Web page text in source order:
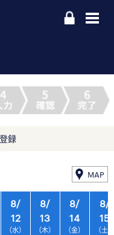
録
MAP
8/
12
（水）
8/
13
（木）
8/
14
（金）
8/
15
（土）